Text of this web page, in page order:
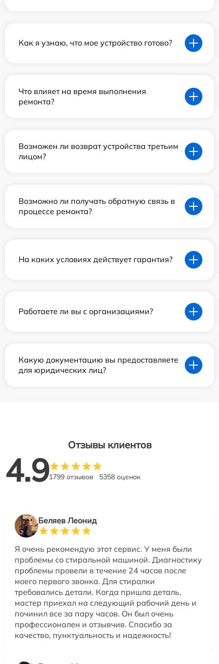
Как я узнаю, что мое устройство готово?
Что влияет на время выполнения
ремонта?
Возможен ли возврат устройства третьим
лицом?
Возможно ли получать обратную связь в
процессе ремонта?
На каких условиях действует гарантия?
Работаете ли вы с организациями?
Какую документацию вы предоставляете
для юридических лиц?
Отзывы клиентов
4.91799 отзывов 5358 оценок
Беляев Леонид
Я очень рекомендую этот сервис. У меня были
проблемы со стиральной машиной. Диагностику
проблемы провели в течение 24 часов после
моего первого звонка. Для стиралки
требовались детали. Когда пришла деталь,
мастер приехал на следующий рабочий день и
починил все за пару часов. Он был очень
профессионален и отзывчив. Спасибо за
качество, пунктуальность и надежность!